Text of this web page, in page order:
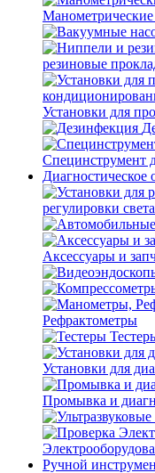
резиновые
Установки для
Специнструмент
Диагностическое
регулировки
Аксессуары и
Рефрактометры
Установки для
Промывка и
Ручной